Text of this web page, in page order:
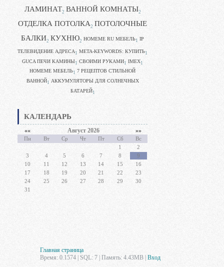
ЛАМИНАТ2 ВАННОЙ КОМНАТЫ2
ОТДЕЛКА ПОТОЛКА2 ПОТОЛОЧНЫЕ
БАЛКИ2 КУХНЮ2 HOMEME RU МЕБЕЛЬ1 IP
ТЕЛЕВИДЕНИЕ АДРЕСА 1 META-KEYWORDS: КУПИТЬ1
GUCA ПЕЧИ КАМИНЫ1 CВОИМИ РУКАМИ1 IMEX1
HOMEME МЕБЕЛЬ1 7 РЕЦЕПТОВ СТИЛЬНОЙ
ВАННОЙ1 АККУМУЛЯТОРЫ ДЛЯ СОЛНЕЧНЫХ
БАТАРЕЙ1
КАЛЕНДАРЬ
«« Август 2026 »»
Пн Вт Ср Чт Пт Сб
Вс
1
2
3
4 5 6 7 8
9
10
11 12 13 14 15
16
17
18 19 20 21 22
23
24
25 26 27 28 29
30
31
Главная страница
Время: 0.1574 | SQL: 7 | Память: 4.43MB Вход